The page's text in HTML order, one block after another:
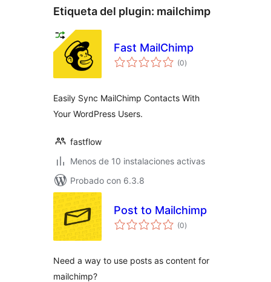
Etiqueta del plugin: mailchimp
Fast MailChimp
(0total
de
)
Easily Sync MailChimp Contacts With
Your WordPress Users.
fastflow
Menos de 10 instalaciones activas
Probado con 6.3.8
Post to Mailchimp
(0total
de
)
Need a way to use posts as content for
mailchimp?